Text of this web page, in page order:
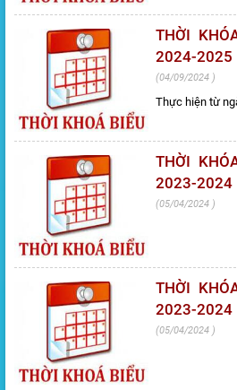
THỜI
2024-
04/09/2024
Thực hiện từ
THỜI
2023-
05/04/2024
THỜI
2023-
05/04/2024